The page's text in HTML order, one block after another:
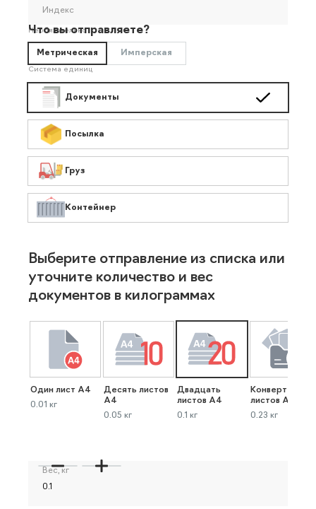
Индекс
Необязательно
Что вы отправляете?
Метрическая Имперская
Система единиц
Документы
Посылка
Груз
Контейнер
Выберите отправление из списка или
уточните количество и вес
документов в килограммах
Один лист А4
0.01 кг
Десять листов
А4
0.05 кг
Двадцать
листов А4
0.1 кг
Конверт до 40
листов А4
0.23 кг
Вес, кг